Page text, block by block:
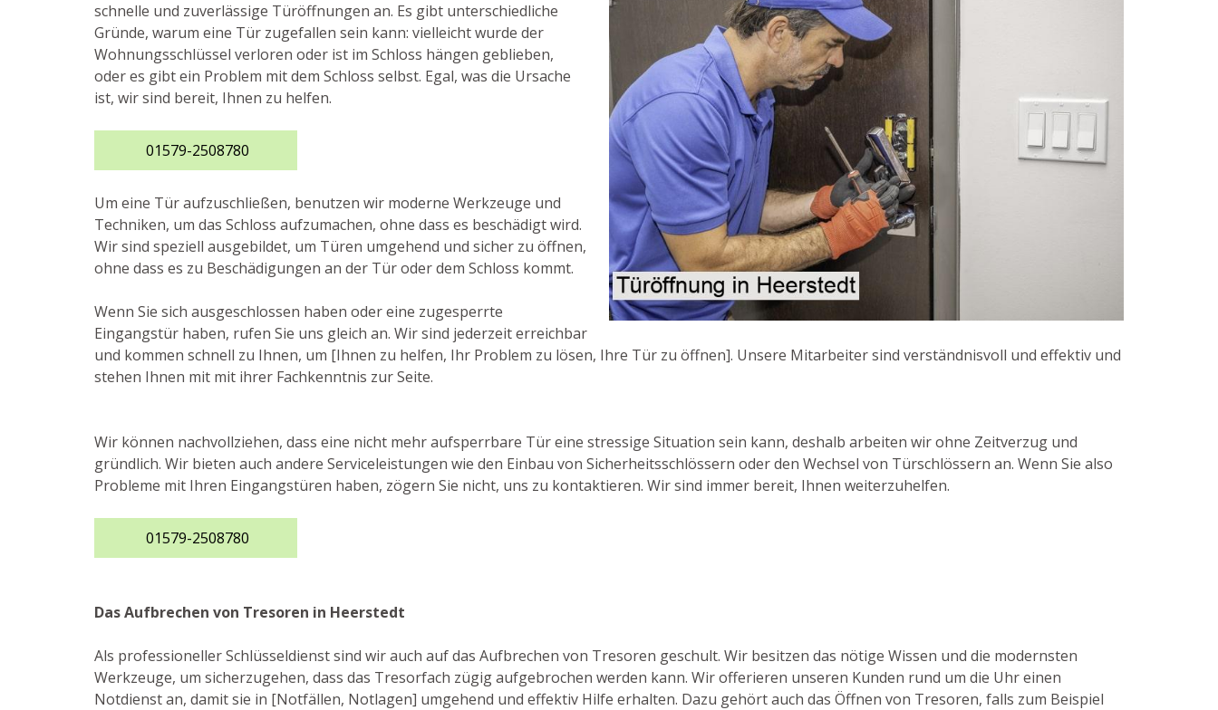
schnelle und zuverlässige Türöffnungen an. Es gibt unterschiedliche
Gründe, warum eine Tür zugefallen sein kann: vielleicht wurde der
Wohnungsschlüssel verloren oder ist im Schloss hängen geblieben,
oder es gibt ein Problem mit dem Schloss selbst. Egal, was die Ursache
ist, wir sind bereit, Ihnen zu helfen.
01579-2508780
Um eine Tür aufzuschließen, benutzen wir moderne Werkzeuge und
Techniken, um das Schloss aufzumachen, ohne dass es beschädigt wird.
Wir sind speziell ausgebildet, um Türen umgehend und sicher zu öffnen,
ohne dass es zu Beschädigungen an der Tür oder dem Schloss kommt.
Wenn Sie sich ausgeschlossen haben oder eine zugesperrte
Eingangstür haben, rufen Sie uns gleich an. Wir sind jederzeit erreichbar
und kommen schnell zu Ihnen, um [Ihnen zu helfen, Ihr Problem zu lösen, Ihre Tür zu öffnen]. Unsere Mitarbeiter sind verständnisvoll und effektiv und
stehen Ihnen mit mit ihrer Fachkenntnis zur Seite.
Wir können nachvollziehen, dass eine nicht mehr aufsperrbare Tür eine stressige Situation sein kann, deshalb arbeiten wir ohne Zeitverzug und
gründlich. Wir bieten auch andere Serviceleistungen wie den Einbau von Sicherheitsschlössern oder den Wechsel von Türschlössern an. Wenn Sie also
Probleme mit Ihren Eingangstüren haben, zögern Sie nicht, uns zu kontaktieren. Wir sind immer bereit, Ihnen weiterzuhelfen.
01579-2508780
Das Aufbrechen von Tresoren in Heerstedt
Als professioneller Schlüsseldienst sind wir auch auf das Aufbrechen von Tresoren geschult. Wir besitzen das nötige Wissen und die modernsten
Werkzeuge, um sicherzugehen, dass das Tresorfach zügig aufgebrochen werden kann. Wir offerieren unseren Kunden rund um die Uhr einen
Notdienst an, damit sie in [Notfällen, Notlagen] umgehend und effektiv Hilfe erhalten. Dazu gehört auch das Öffnen von Tresoren, falls zum Beispiel